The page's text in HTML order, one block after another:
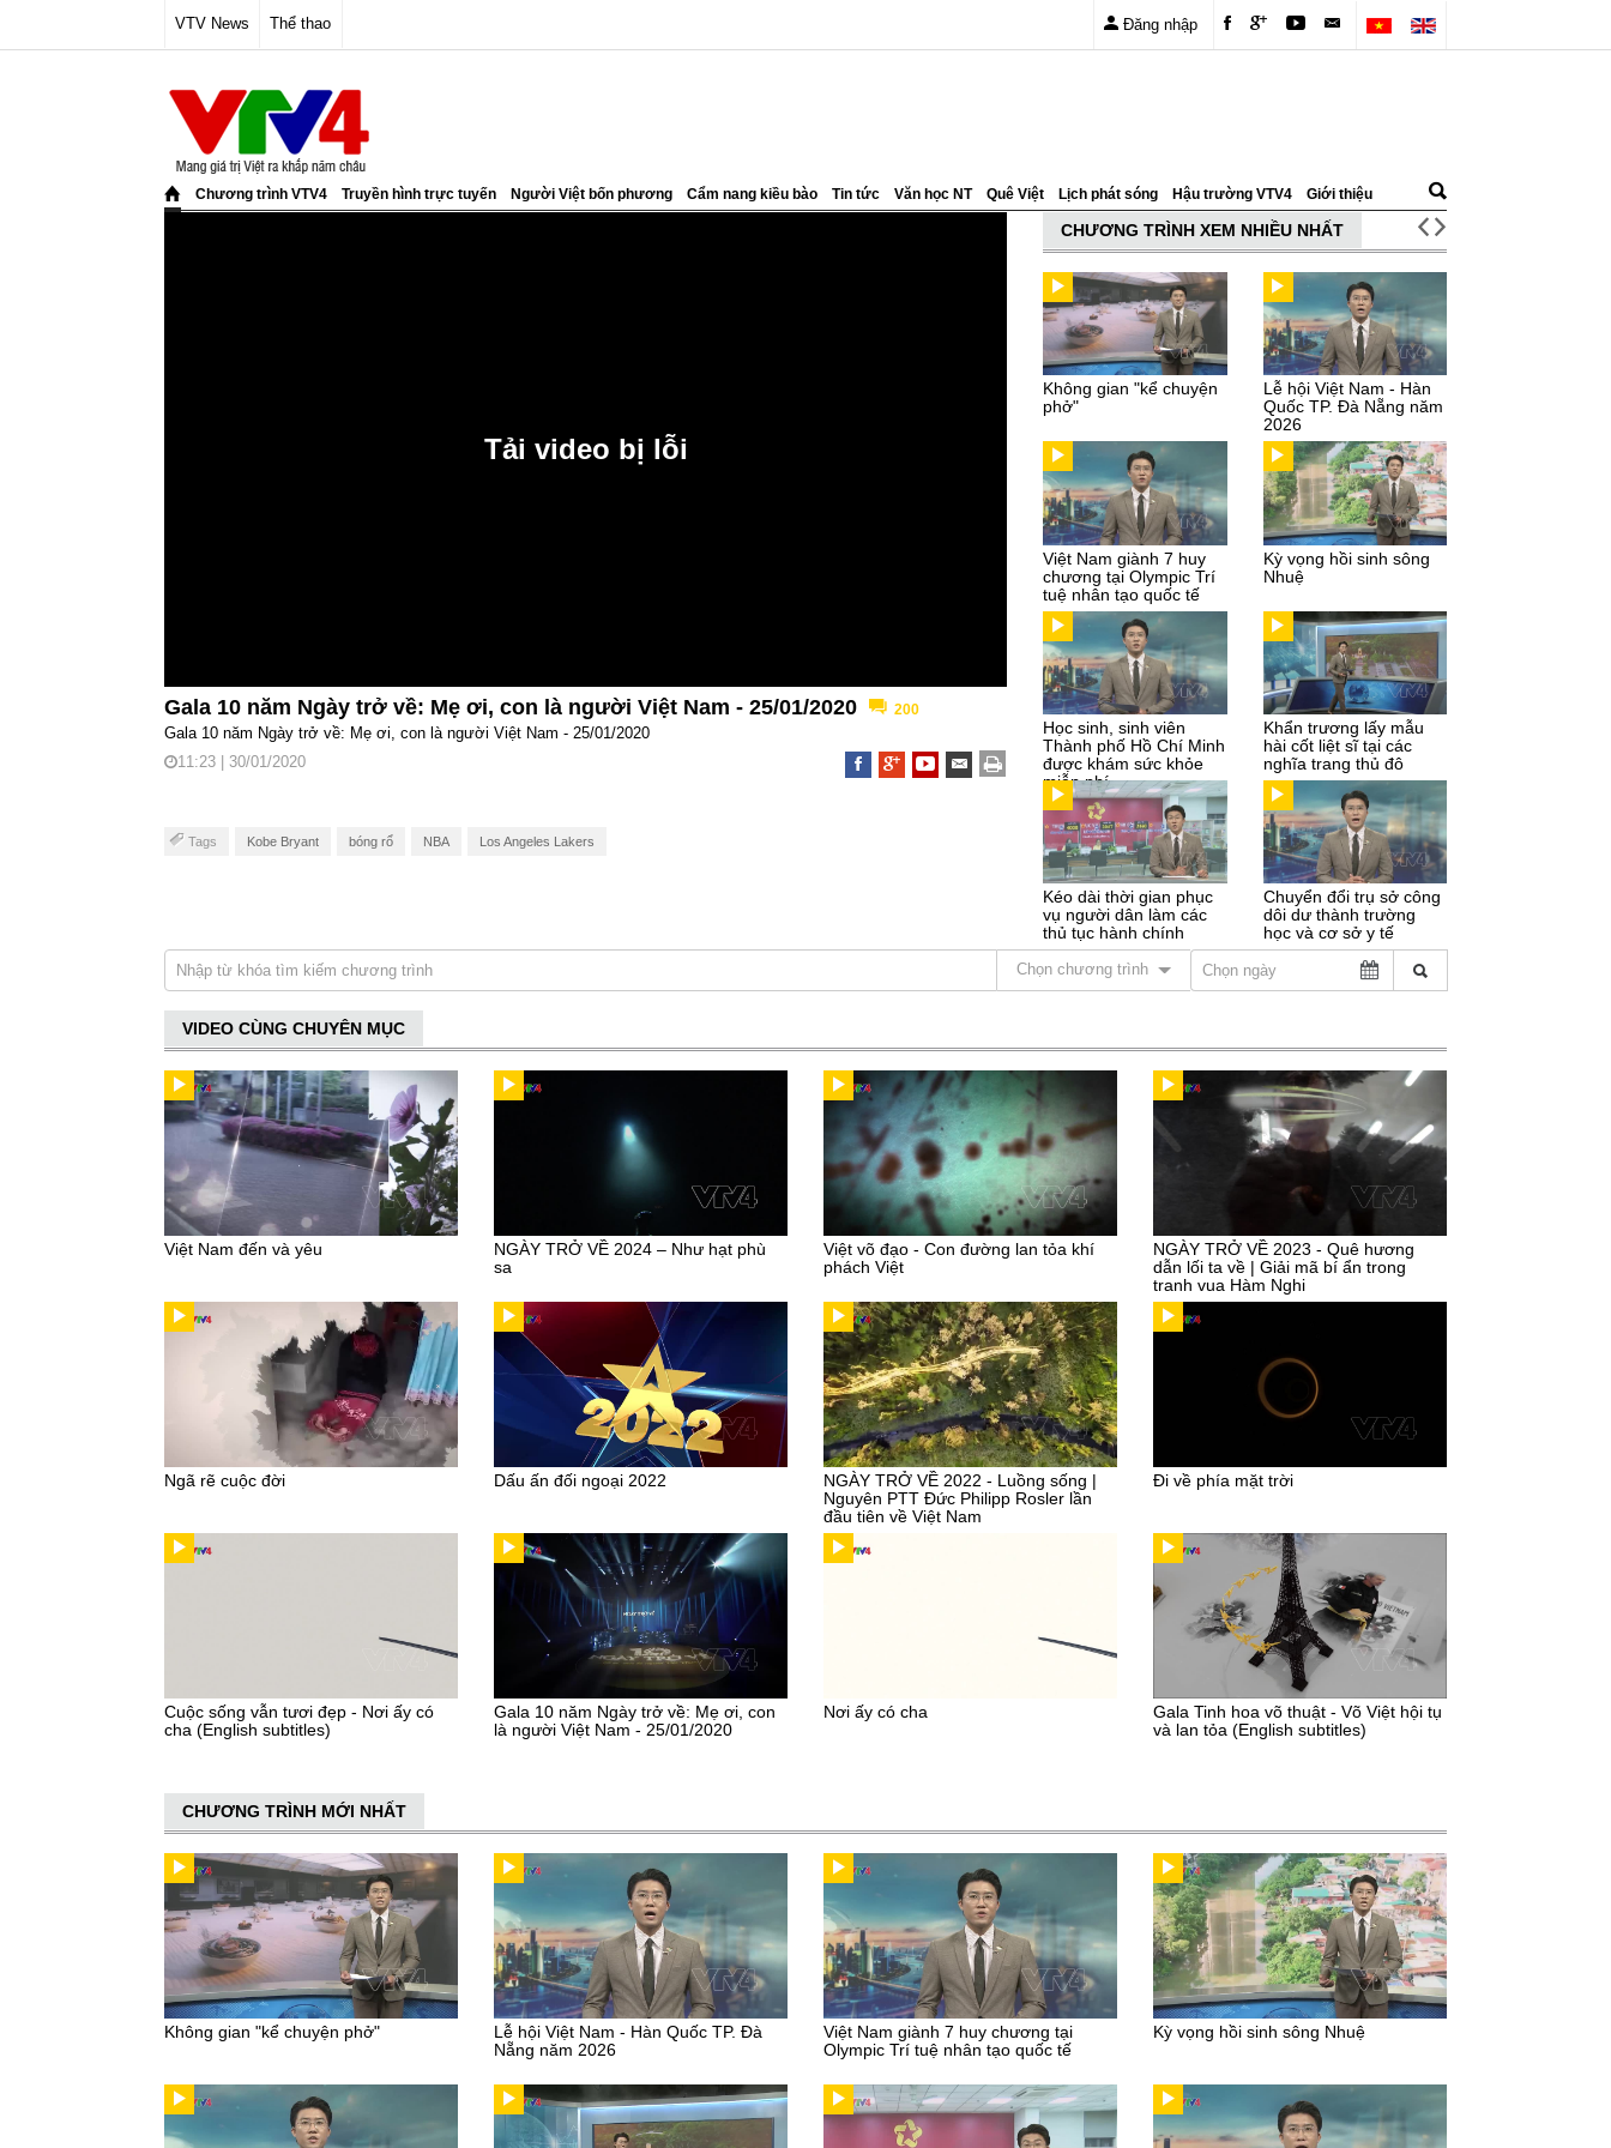
VTV News Thể thao Đăng nhập
Chương trình VTV4 Truyền hình trực tuyến Người Việt bốn phương Cẩm nang kiều bào Tin tức Văn học NT Quê Việt Lịch phát sóng Hậu trường VTV4 Giới thiệu
Gala 10 năm Ngày trở về: Mẹ ơi, con là người Việt Nam - 25/01/2020 200
Gala 10 năm Ngày trở về: Mẹ ơi, con là người Việt Nam - 25/01/2020
11:23 | 30/01/2020
Tags Kobe Bryant bóng rổ NBA Los Angeles Lakers
CHƯƠNG TRÌNH XEM NHIỀU NHẤT
Không gian "kể chuyện
phở"
Lễ hội Việt Nam - Hàn
Quốc TP. Đà Nẵng năm
2026
Việt Nam giành 7 huy
chương tại Olympic Trí
tuệ nhân tạo quốc tế
Kỳ vọng hồi sinh sông
Nhuệ
Học sinh, sinh viên
Thành phố Hồ Chí Minh
được khám sức khỏe
miễn phí
Khẩn trương lấy mẫu
hài cốt liệt sĩ tại các
nghĩa trang thủ đô
Kéo dài thời gian phục
vụ người dân làm các
thủ tục hành chính
Chuyển đổi trụ sở công
dôi dư thành trường
học và cơ sở y tế
Chọn chương trình
VIDEO CÙNG CHUYÊN MỤC
Việt Nam đến và yêu
NGÀY TRỞ VỀ 2024 – Như hạt phù
sa
Việt võ đạo - Con đường lan tỏa khí
phách Việt
NGÀY TRỞ VỀ 2023 - Quê hương
dẫn lối ta về | Giải mã bí ẩn trong
tranh vua Hàm Nghi
Ngã rẽ cuộc đời Dấu ấn đối ngoại 2022
NGÀY TRỞ VỀ 2022 - Luồng sống |
Nguyên PTT Đức Philipp Rosler lần
đầu tiên về Việt Nam
Đi về phía mặt trời
Cuộc sống vẫn tươi đẹp - Nơi ấy có
cha (English subtitles)
Gala 10 năm Ngày trở về: Mẹ ơi, con
là người Việt Nam - 25/01/2020
Nơi ấy có cha
Gala Tinh hoa võ thuật - Võ Việt hội tụ
và lan tỏa (English subtitles)
CHƯƠNG TRÌNH MỚI NHẤT
Không gian "kể chuyện phở"
Lễ hội Việt Nam - Hàn Quốc TP. Đà
Nẵng năm 2026
Việt Nam giành 7 huy chương tại
Olympic Trí tuệ nhân tạo quốc tế
Kỳ vọng hồi sinh sông Nhuệ